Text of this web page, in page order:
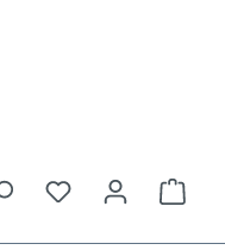
Il